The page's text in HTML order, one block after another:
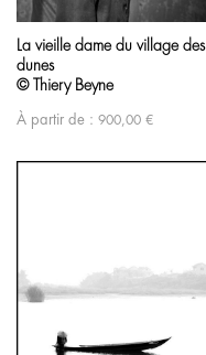
La vieille dame du village des
dunes
© Thiery Beyne
À partir de : 900,00 €